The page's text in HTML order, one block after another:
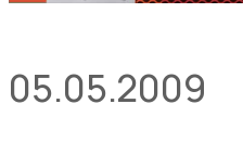
05.05.2009